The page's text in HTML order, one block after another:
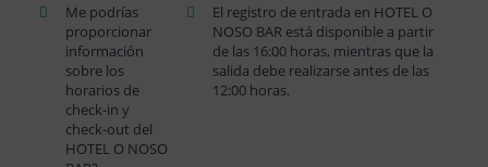
Me podrías
proporcionar
información
sobre los
horarios de
check-in y
check-out del
HOTEL O NOSO
El registro de entrada en HOTEL O
NOSO BAR está disponible a partir
de las 16:00 horas, mientras que la
salida debe realizarse antes de las
12:00 horas.